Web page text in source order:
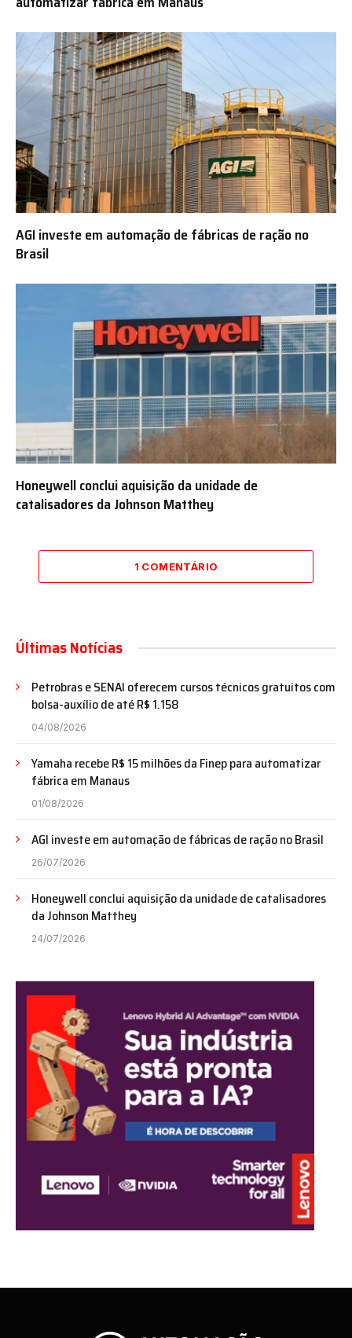
AGI investe em automação de fábricas de ração no
Brasil
Honeywell conclui aquisição da unidade de
catalisadores da Johnson Matthey
1 COMENTÁRIO
Últimas Notícias
Petrobras e SENAI oferecem cursos técnicos gratuitos com
bolsa-auxílio de até R$ 1.158
04/08/2026
Yamaha recebe R$ 15 milhões da Finep para automatizar
fábrica em Manaus
01/08/2026
AGI investe em automação de fábricas de ração no Brasil
26/07/2026
Honeywell conclui aquisição da unidade de catalisadores
da Johnson Matthey
24/07/2026